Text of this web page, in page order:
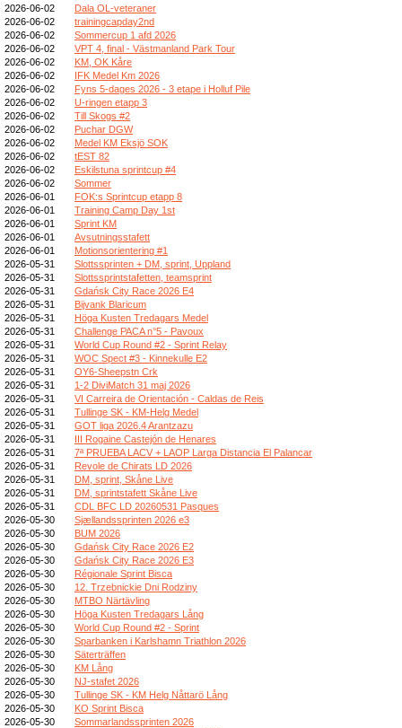
2026-06-02
Dala OL-veteraner
2026-06-02
trainingcapday2nd
2026-06-02
Sommercup 1 afd 2026
2026-06-02
VPT 4, final - Västmanland Park Tour
2026-06-02
KM, OK Kåre
2026-06-02
IFK Medel Km 2026
2026-06-02
Fyns 5-dages 2026 - 3 etape i Holluf Pile
2026-06-02
U-ringen etapp 3
2026-06-02
Till Skogs #2
2026-06-02
Puchar DGW
2026-06-02
Medel KM Eksjö SOK
2026-06-02
tEST 82
2026-06-02
Eskilstuna sprintcup #4
2026-06-02
Sommer
2026-06-01
FOK:s Sprintcup etapp 8
2026-06-01
Training Camp Day 1st
2026-06-01
Sprint KM
2026-06-01
Avsutningsstafett
2026-06-01
Motionsorientering #1
2026-05-31
Slottssprinten + DM, sprint, Uppland
2026-05-31
Slottssprintstafetten, teamsprint
2026-05-31
Gdańsk City Race 2026 E4
2026-05-31
Bijvank Blaricum
2026-05-31
Höga Kusten Tredagars Medel
2026-05-31
Challenge PACA n°5 - Pavoux
2026-05-31
World Cup Round #2 - Sprint Relay
2026-05-31
WOC Spect #3 - Kinnekulle E2
2026-05-31
OY6-Sheepstn Crk
2026-05-31
1-2 DiviMatch 31 maj 2026
2026-05-31
VI Carreira de Orientación - Caldas de Reis
2026-05-31
Tullinge SK - KM-Helg Medel
2026-05-31
GOT liga 2026.4 Arantzazu
2026-05-31
III Rogaine Castejón de Henares
2026-05-31
7ª PRUEBA LACV + LAOP Larga Distancia El Palancar
2026-05-31
Revole de Chirats LD 2026
2026-05-31
DM, sprint, Skåne Live
2026-05-31
DM, sprintstafett Skåne Live
2026-05-31
CDL BFC LD 20260531 Pasques
2026-05-30
Sjællandssprinten 2026 e3
2026-05-30
BUM 2026
2026-05-30
Gdańsk City Race 2026 E2
2026-05-30
Gdańsk City Race 2026 E3
2026-05-30
Régionale Sprint Bisca
2026-05-30
12. Trzebnickie Dni Rodziny
2026-05-30
MTBO Närtävling
2026-05-30
Höga Kusten Tredagars Lång
2026-05-30
World Cup Round #2 - Sprint
2026-05-30
Sparbanken i Karlshamn Triathlon 2026
2026-05-30
Säterträffen
2026-05-30
KM Lång
2026-05-30
NJ-stafet 2026
2026-05-30
Tullinge SK - KM Helg Nåttarö Lång
2026-05-30
KO Sprint Bisca
2026-05-30
Sommarlandssprinten 2026